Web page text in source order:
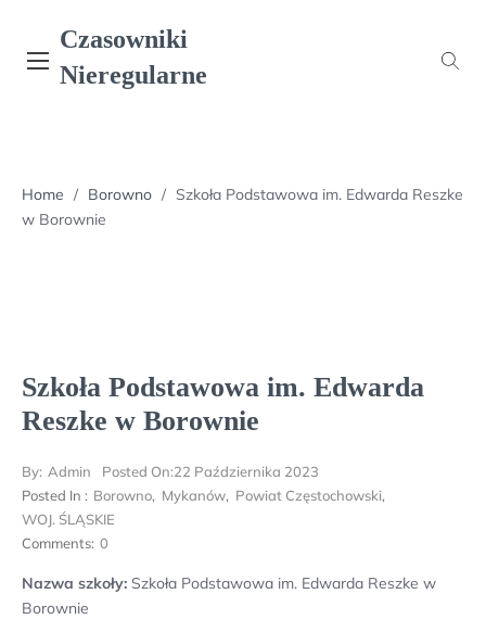
content
Czasowniki
Nieregularne
Home / Borowno / Szkoła Podstawowa im. Edwarda Reszke
w Borownie
Szkoła Podstawowa im. Edwarda
Reszke w Borownie
By: Admin Posted On:22 Października 2023
Posted In : Borowno, Mykanów, Powiat Częstochowski,
WOJ. ŚLĄSKIE
Comments: 0
Nazwa szkoły: Szkoła Podstawowa im. Edwarda Reszke w
Borownie